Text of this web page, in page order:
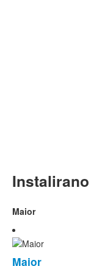
Instalirano
Maior
Maior